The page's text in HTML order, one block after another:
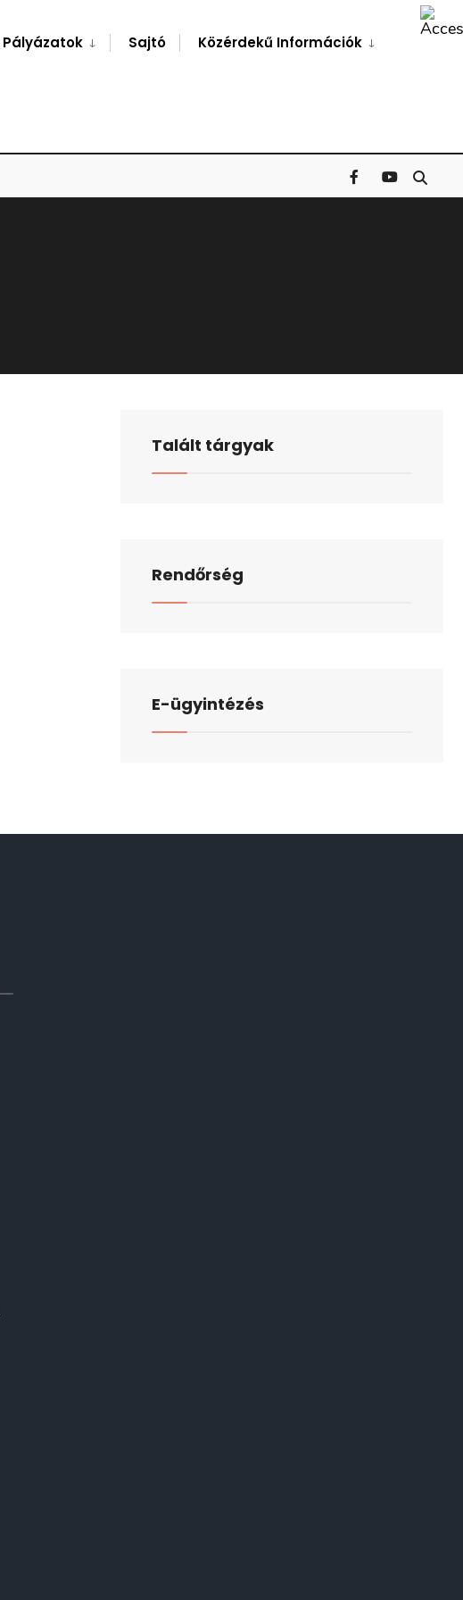
Pályázatok Sajtó Közérdekű Információk
Talált tárgyak
Rendőrség
E-ügyintézés
Window